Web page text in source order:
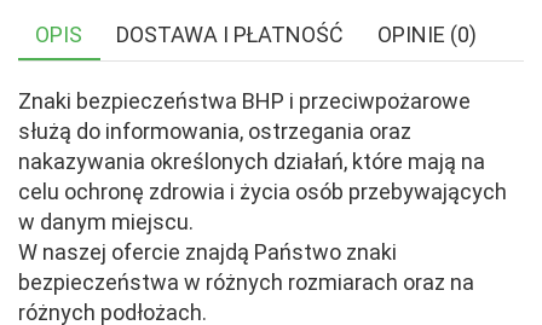
OPIS DOSTAWA I PŁATNOŚĆ OPINIE (0)
Znaki bezpieczeństwa BHP i przeciwpożarowe
służą do informowania, ostrzegania oraz
nakazywania określonych działań, które mają na
celu ochronę zdrowia i życia osób przebywających
w danym miejscu.
W naszej ofercie znajdą Państwo znaki
bezpieczeństwa w różnych rozmiarach oraz na
różnych podłożach.